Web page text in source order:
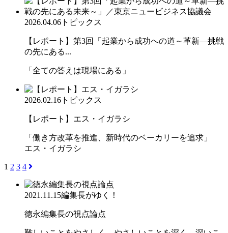
2026.04.06 トピックス
【レポート】第3回「起業から成功への道～革新―挑戦
の先にある...
「全ての答えは現場にある」
2026.02.16 トピックス
【レポート】エス・イガラシ
「働き方改革を推進、新時代のベーカリーを追求」
エス・イガラシ
1 2 3 4
2021.11.15編集長がゆく！
徳永編集長の視点論点